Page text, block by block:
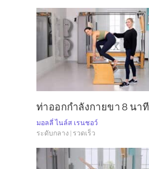
ท่าออกกำลังกายขา 8 นาที
มอลลี่ ไนล์ส เรนชอว์
ระดับกลาง | รวดเร็ว